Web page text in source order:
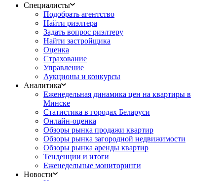
Специалисты
Подобрать агентство
Найти риэлтера
Задать вопрос риэлтеру
Найти застройщика
Оценка
Страхование
Управление
Аукционы и конкурсы
Аналитика
Еженедельная динамика цен на квартиры в
Минске
Статистика в городах Беларуси
Онлайн-оценка
Обзоры рынка продажи квартир
Обзоры рынка загородной недвижимости
Обзоры рынка аренды квартир
Тенденции и итоги
Еженедельные мониторинги
Новости